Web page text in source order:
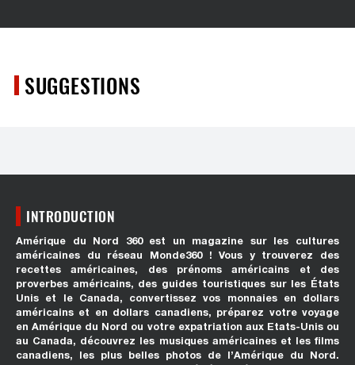
SUGGESTIONS
INTRODUCTION
Amérique du Nord 360 est un magazine sur les cultures
américaines du réseau Monde360 ! Vous y trouverez des
recettes américaines, des prénoms américains et des
proverbes américains, des guides touristiques sur les États
Unis et le Canada, convertissez vos monnaies en dollars
américains et en dollars canadiens, préparez votre voyage
en Amérique du Nord ou votre expatriation aux Etats-Unis ou
au Canada, découvrez les musiques américaines et les films
canadiens, les plus belles photos de l’Amérique du Nord.